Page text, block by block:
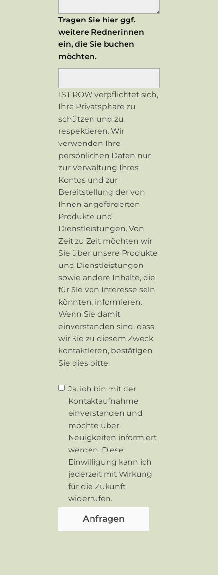
Tragen Sie hier ggf.
weitere Rednerinnen
ein, die Sie buchen
möchten.
1ST ROW verpflichtet sich,
Ihre Privatsphäre zu
schützen und zu
respektieren. Wir
verwenden Ihre
persönlichen Daten nur
zur Verwaltung Ihres
Kontos und zur
Bereitstellung der von
Ihnen angeforderten
Produkte und
Dienstleistungen. Von
Zeit zu Zeit möchten wir
Sie über unsere Produkte
und Dienstleistungen
sowie andere Inhalte, die
für Sie von Interesse sein
könnten, informieren.
Wenn Sie damit
einverstanden sind, dass
wir Sie zu diesem Zweck
kontaktieren, bestätigen
Sie dies bitte:
Ja, ich bin mit der
Kontaktaufnahme
einverstanden und
möchte über
Neuigkeiten informiert
werden. Diese
Einwilligung kann ich
jederzeit mit Wirkung
für die Zukunft
widerrufen.